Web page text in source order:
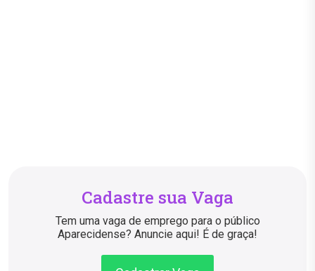
Cadastre sua Vaga
Tem uma vaga de emprego para o público
Aparecidense? Anuncie aqui! É de graça!